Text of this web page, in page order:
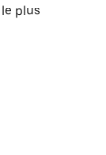
plus